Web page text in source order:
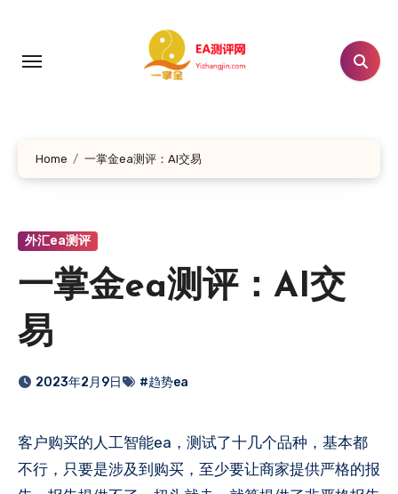
Home 一掌金ea测评：AI交易
外汇ea测评
一掌金ea测评：AI交
易
2023年2月9日 #趋势ea
客户购买的人工智能ea，测试了十几个品种，基本都
不行，只要是涉及到购买，至少要让商家提供严格的报